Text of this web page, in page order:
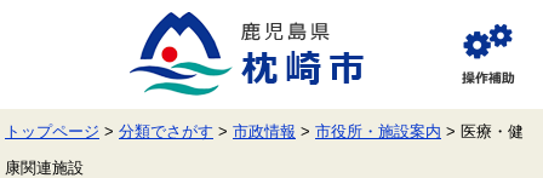
で
す。
ば
し
覧
補
助
トップページ > 分類でさがす > 市政情報 > 市役所・施設案内 > 医療・健
康関連施設